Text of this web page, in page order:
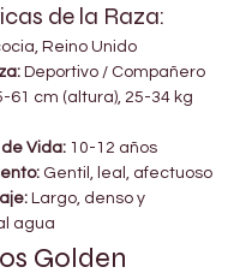
de la Raza:
Reino Unido
Deportivo / Compañero
61 cm (altura), 25-34 kg
Vida: 10-12 años
Gentil, leal, afectuoso
Largo, denso y
agua
Golden